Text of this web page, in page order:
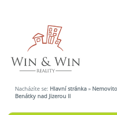
Nacházíte se: Hlavní stránka »
Benátky nad Jizerou II